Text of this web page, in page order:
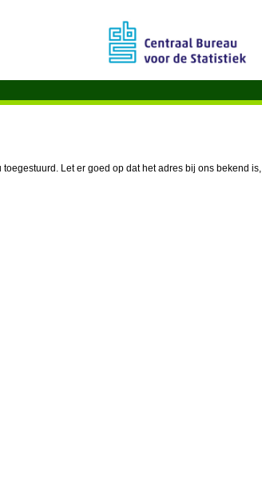
Let er goed op dat het adres bij ons bekend is,